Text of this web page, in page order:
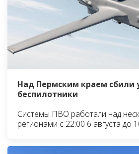
Над Пермским краем сбили
беспилотники
Системы ПВО работали над
регионами с 22:00 6 августа до